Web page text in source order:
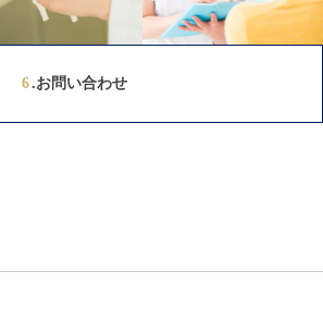
6.お問い合わせ